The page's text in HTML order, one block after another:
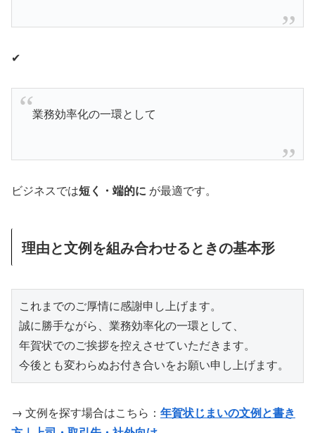
✔
業務効率化の一環として
ビジネスでは短く・端的に が最適です。
理由と文例を組み合わせるときの基本形
これまでのご厚情に感謝申し上げます。
誠に勝手ながら、業務効率化の一環として、
年賀状でのご挨拶を控えさせていただきます。
今後とも変わらぬお付き合いをお願い申し上げます。
→ 文例を探す場合はこちら： 年賀状じまいの文例と書き